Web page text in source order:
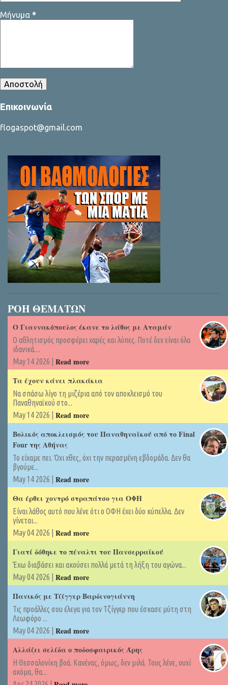
δύο πλευρές που διαφωνούν και να προσπ...
Μήνυμα *
Επικοινωνία
flogaspot@gmail.com
ΡΟΗ ΘΕΜΑΤΩΝ
Ο Γιαννακόπουλος έκανε το λάθος με Αταμάν
Ο αθλητισμός προσφέρει χαρές και λύπες. Ποτέ δεν είναι όλα
ιδανικά....
May 14 2026 | Read more
Τα έχουν κάνει πλακάκια
Να σπάσω λίγο τη μιζέρια από τον αποκλεισμό του
Παναθηναϊκού στο...
May 14 2026 | Read more
Βολικός αποκλεισμός του Παναθηναϊκού από το Final
Four της Αθήνας
Το είχαμε πει. Όχι χθες, όχι την περασμένη εβδομάδα. Δεν θα
βγούμε...
May 14 2026 | Read more
Θα έρθει χοντρό στραπάτσο για ΟΦΗ
Είναι λάθος αυτό που λένε ότι ο ΟΦΗ έχει δύο κύπελλα. Δεν
γίνεται...
May 04 2026 | Read more
Γιατί δόθηκε το πέναλτι του Πανσερραϊκού
Έχω διαβάσει και ακούσει πολλά μετά τη λήξη του αγώνα...
May 04 2026 | Read more
Πανικός με Τζίγγερ Βαρδινογιάννη
Τις προάλλες σου έλεγα για τον Τζίγγερ που έσκασε μύτη στη
Λεωφόρο ...
May 04 2026 | Read more
Αλλάζει σελίδα ο ποδοσφαιρικός Άρης
Η Θεσσαλονίκη βοά. Κανένας, όμως, δεν μιλά. Τους λένε, ουχί
ακόμα, θα...